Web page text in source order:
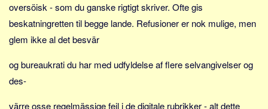
Økonomi
Jura og regler
Statistik
Praktisk
Alle
oversöisk - som du ganske rigtigt skriver. Ofte gis
beskatningretten til begge lande. Refusioner er nok mulige, men
glem ikke al det besvär
og bureaukrati du har med udfyldelse af flere selvangivelser og
des-
värre osse regelmässige fejl i de digitale rubrikker - alt dette